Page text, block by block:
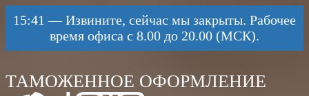
15:41 —Извините, сейчас мы закрыты. Рабочее
время офиса с 8.00 до 20.00 (МСК).